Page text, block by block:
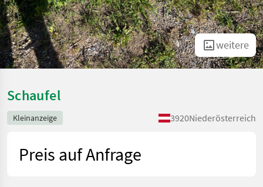
weitere
Schaufel
Kleinanzeige 3920Niederösterreich
Preis auf Anfrage